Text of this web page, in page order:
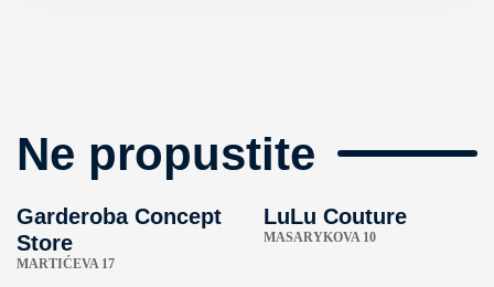
Ne propustite
Garderoba Concept
Store
MARTIĆEVA 17
LuLu Couture
MASARYKOVA 10